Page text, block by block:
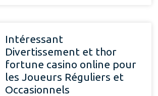
Intéressant
Divertissement et thor
fortune casino online pour
les Joueurs Réguliers et
Occasionnels